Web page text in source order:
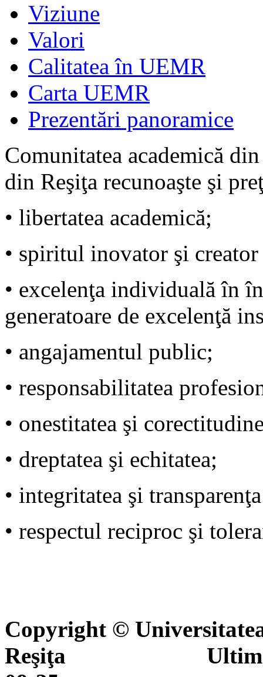
Viziune
Valori
Calitatea în UEMR
Carta UEMR
Prezentări panoramice
Comunitatea academică
din Reşiţa recunoaşte şi
• libertatea academică;
• spiritul inovator şi
• excelenţa individuală în
generatoare de excelenţă
• angajamentul public;
• responsabilitatea
• onestitatea şi
• dreptatea şi echitatea;
• integritatea şi
• respectul reciproc şi
Copyright ©
Reşiţa Ultima